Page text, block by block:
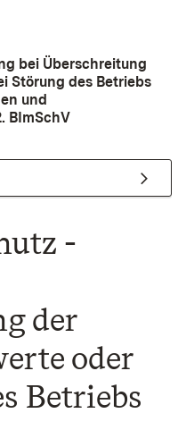
bei Überschreitung
Störung des Betriebs
und
BImSchV
-
der
oder
Betriebs